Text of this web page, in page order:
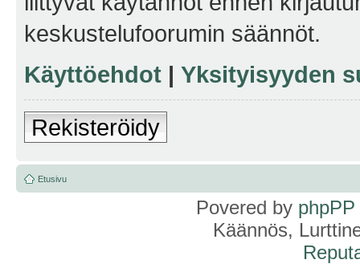
keskustelufoorumin säännöt.
Käyttöehdot | Yksityisyyden
Rekisteröidy
Etusivu
Povered by phpPP
Käännös,